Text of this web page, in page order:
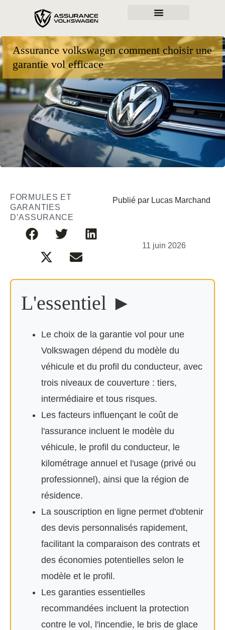
Assurance volkswagen comment choisir une
garantie vol efficace
FORMULES ET
GARANTIES
D’ASSURANCE
Publié par Lucas Marchand
11 juin 2026
L'essentiel ►
Le choix de la garantie vol pour une
Volkswagen dépend du modèle du
véhicule et du profil du conducteur, avec
trois niveaux de couverture : tiers,
intermédiaire et tous risques.
Les facteurs influençant le coût de
l'assurance incluent le modèle du
véhicule, le profil du conducteur, le
kilométrage annuel et l'usage (privé ou
professionnel), ainsi que la région de
résidence.
La souscription en ligne permet d'obtenir
des devis personnalisés rapidement,
facilitant la comparaison des contrats et
des économies potentielles selon le
modèle et le profil.
Les garanties essentielles
recommandées incluent la protection
contre le vol, l'incendie, le bris de glace